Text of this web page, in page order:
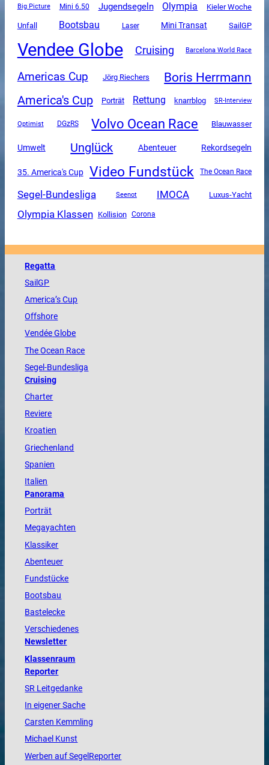
Big Picture Mini 6.50 Jugendsegeln Olympia Kieler Woche
Unfall Bootsbau Laser Mini Transat SailGP
Vendee Globe Cruising Barcelona World Race
Americas Cup Jörg Riechers Boris Herrmann
America's Cup Porträt Rettung knarrblog SR-Interview
Optimist DGzRS Volvo Ocean Race Blauwasser
Umwelt Unglück Abenteuer Rekordsegeln
35. America's Cup Video Fundstück The Ocean Race
Segel-Bundesliga Seenot IMOCA Luxus-Yacht
Olympia Klassen Kollision Corona
Regatta
SailGP
America’s Cup
Offshore
VendéeGlobe
TheOcean Race
Segel-Bundesliga
Cruising
Charter
Reviere
Kroatien
Griechenland
Spanien
Italien
Panorama
Porträt
Megayachten
Klassiker
Abenteuer
Fundstücke
Bootsbau
Bastelecke
Verschiedenes
Newsletter
Klassenraum
Reporter
SR Leitgedanke
In eigener Sache
Carsten Kemmling
Michael Kunst
Werben auf SegelReporter